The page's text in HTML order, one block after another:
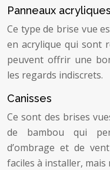
Panneaux acryliques
Ce type de brise vue
en acrylique qui sont
peuvent offrir une
les regards indiscrets.
Canisses
Ce sont des brises
de bambou qui
d’ombrage et de
faciles à installer,